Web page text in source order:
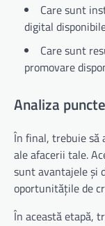
Care sunt
digital
Care sunt
promovare
Analiza
În final, trebuie să
ale afacerii tale.
sunt avantajele și
oportunitățile de
În această etapă,